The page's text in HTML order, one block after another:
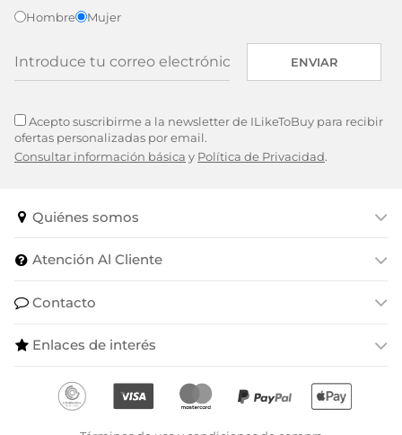
Hombre
Mujer
ENVIAR
Acepto suscribirme a la newsletter de ILikeToBuy para recibir
ofertas personalizadas por email.
Consultar información básica y Política de Privacidad.
Quiénes somos
Atención Al Cliente
Contacto
Enlaces de interés